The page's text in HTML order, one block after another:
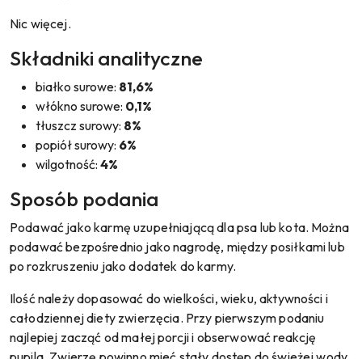
Nic więcej.
Składniki analityczne
białko surowe: 81,6%
włókno surowe: 0,1%
tłuszcz surowy: 8%
popiół surowy: 6%
wilgotność: 4%
Sposób podania
Podawać jako karmę uzupełniającą dla psa lub kota. Można
podawać bezpośrednio jako nagrodę, między posiłkami lub
po rozkruszeniu jako dodatek do karmy.
Ilość należy dopasować do wielkości, wieku, aktywności i
całodziennej diety zwierzęcia. Przy pierwszym podaniu
najlepiej zacząć od małej porcji i obserwować reakcję